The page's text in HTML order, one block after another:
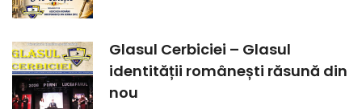
Glasul Cerbiciei – Glasul
identității românești răsună din
nou